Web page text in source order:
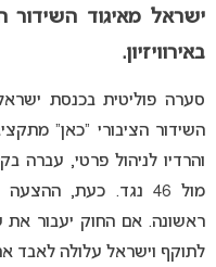
ישראל מאיגוד
באירוויזיון.
סערה פוליטית בכנסת
השידור הציבורי “כאן”
מול 46 נגד. כעת,
ראשונה. אם החוק יעבור את
לתוקף וישראל עלולה לאבד